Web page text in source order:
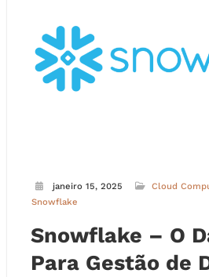
janeiro 15, 2025 Cloud
Snowflake
Snowflake – O
Para Gestão de